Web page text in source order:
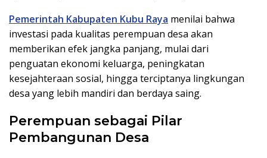
Pemerintah Kabupaten Kubu Raya menilai bahwa
investasi pada kualitas perempuan desa akan
memberikan efek jangka panjang, mulai dari
penguatan ekonomi keluarga, peningkatan
kesejahteraan sosial, hingga terciptanya lingkungan
desa yang lebih mandiri dan berdaya saing.
Perempuan sebagai Pilar
Pembangunan Desa